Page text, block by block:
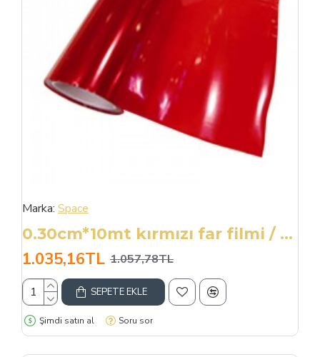
Marka: Space
0.30cm*10mt kırmızı far filmi / CAFI210
1.035,16TL 1.057,78TL
SEPETE EKLE
Şimdi satın al Soru sor